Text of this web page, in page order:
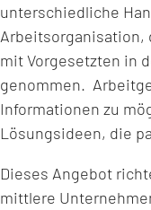
unterschiedliche
Arbeitsorganisation,
mit Vorgesetzten in
genommen.
Informationen zu
Lösungsideen, die
Dieses Angebot
mittlere